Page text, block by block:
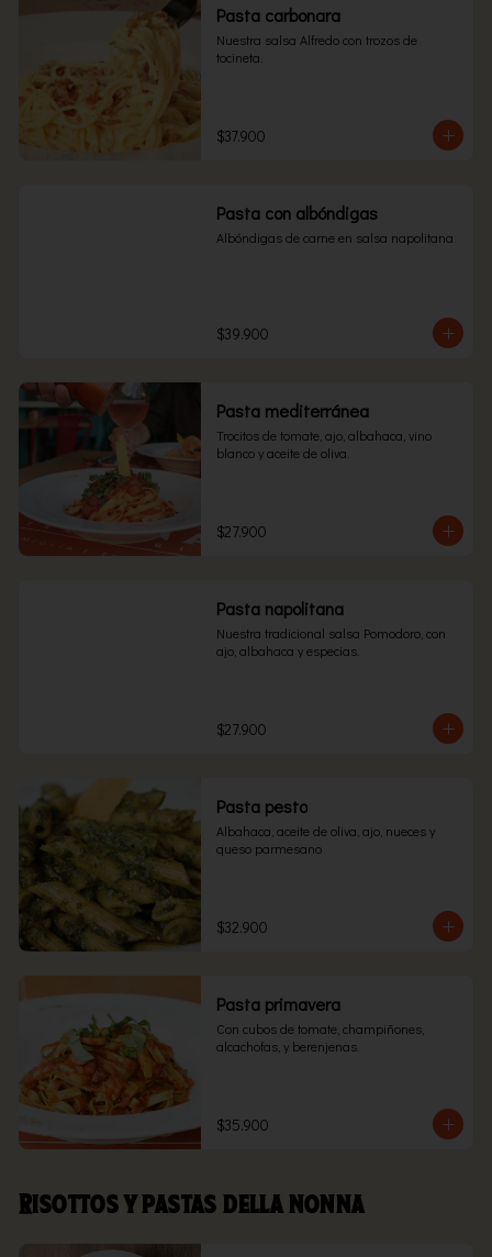
Pasta carbonara
Nuestra salsa Alfredo con trozos de
tocineta.
$37.900
Pasta con albóndigas
Albóndigas de carne en salsa napolitana
$39.900
Pasta mediterránea
Trocitos de tomate, ajo, albahaca, vino
blanco y aceite de oliva.
$27.900
Pasta napolitana
Nuestra tradicional salsa Pomodoro, con
ajo, albahaca y especias.
$27.900
Pasta pesto
Albahaca, aceite de oliva, ajo, nueces y
queso parmesano
$32.900
Pasta primavera
Con cubos de tomate, champiñones,
alcachofas, y berenjenas.
$35.900
Risottos y pastas della nonna